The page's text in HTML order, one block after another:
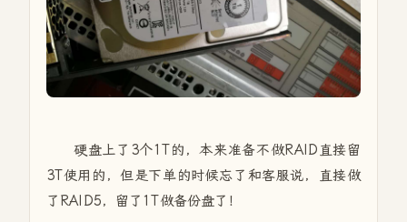
硬盘上了3个1T的，本来准备不做RAID直接留
3T使用的，但是下单的时候忘了和客服说，直接做
了RAID5，留了1T做备份盘了！